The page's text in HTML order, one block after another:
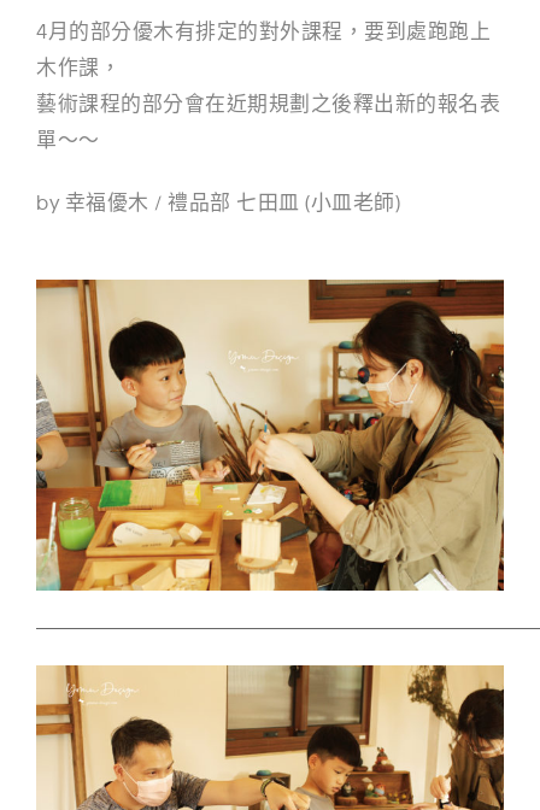
4月的部分優木有排定的對外課程，要到處跑跑上
木作課，
藝術課程的部分會在近期規劃之後釋出新的報名表
單～～
by 幸福優木 / 禮品部 七田皿 (小皿老師)